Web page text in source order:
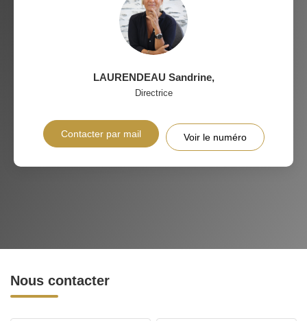
LAURENDEAU Sandrine,
Directrice
Contacter par mail Voir le numéro
Nous contacter